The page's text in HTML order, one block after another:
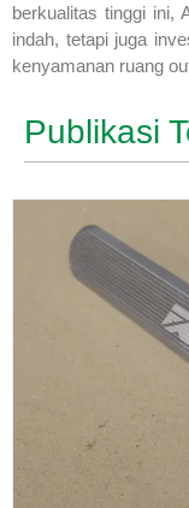
berkualitas tinggi ini,
indah, tetapi juga
kenyamanan ruang
Publikasi